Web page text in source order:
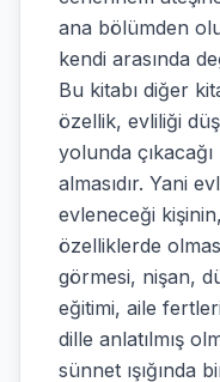
ana bölümden
kendi arasında
Bu kitabı diğer
özellik, evliliği
yolunda
almasıdır. Yani
evleneceği
özelliklerde
görmesi, nişan,
eğitimi, aile
dille anlatılmış
sünnet ışığında